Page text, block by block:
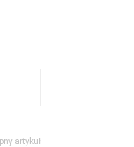
artykuł